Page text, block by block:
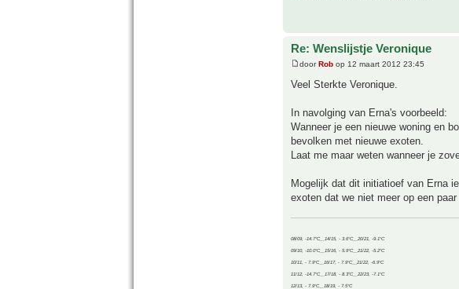
Re: Wenslijstje Veronique
doorRob op 12 maart 2012 23:45
Veel Sterkte Veronique.
In navolging van Erna's voorbeeld:
Wanneer je een nieuwe woning en
bevolken met nieuwe exoten.
Laat me maar weten wanneer je
Mogelijk dat dit initiatioef van Erna
exoten dat we niet meer op een
08/09, -14.7°C__14/15, - 3.6°C__20/21, -9.1°C
09/10, -10.0°C__15/16, - 5.9°C__21/22, -5.2°C
10/11, - 7.9°C__16/17, - 7.9°C__21/22, -6.9°C
11/12, -14.7°C__17/18, - 8.3°C__22/23, -7.1°C
12/13, - 7.9°C__18/19, - 7.5°C